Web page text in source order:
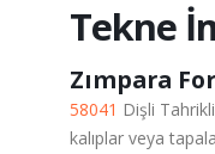
Tekne
Zımpara
58041 Dişli
kalıplar veya